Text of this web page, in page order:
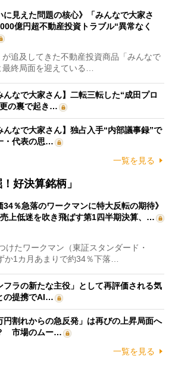
に見えた問題の核心》「みんなで大家さ
億円超不動産投資トラブル“異常なく
追及してきた不動産投資商品「みんなで
終局面を迎えている…
んなで大家さん】二転三転した“成田プロ
の裏で起き…
んなで大家さん】独占入手“内部議事録”で
・代表の思…
一覧を見る
好決算銘柄」
34％急落のワークマンに特大反転の期待》
上低迷を吹き飛ばす第1四半期決算、…
たワークマン（東証スタンダード・
か1カ月あまりで約34％下落…
フラの新たな主役」として再評価される気
の提携でAI…
円割れからの急反発」は再びの上昇局面へ
市場のムー…
一覧を見る